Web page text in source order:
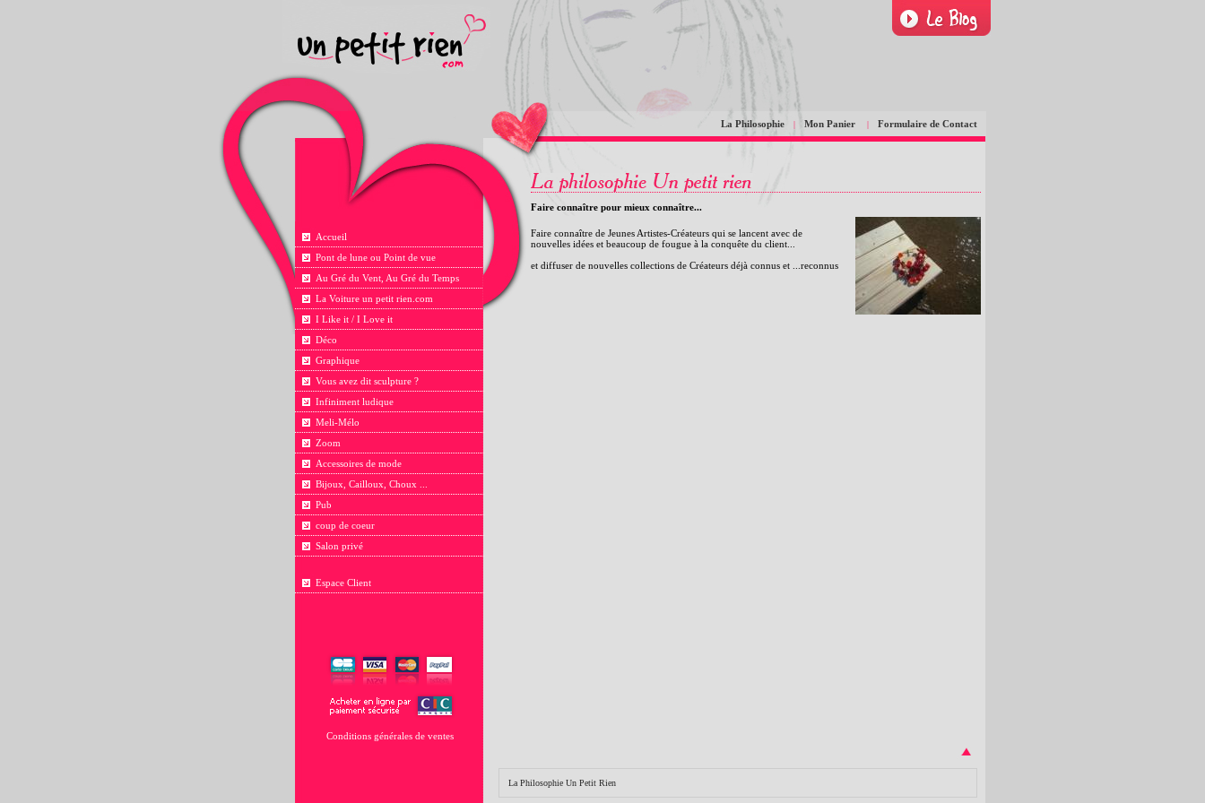
La Philosophie | Mon Panier | Formulaire de Contact
Accueil
Pont de lune ou Point de vue
Au Gré du Vent, Au Gré du Temps
La Voiture un petit rien.com
I Like it / I Love it
Déco
Graphique
Vous avez dit sculpture ?
Infiniment ludique
Meli-Mélo
Zoom
Accessoires de mode
Bijoux, Cailloux, Choux ...
Pub
coup de coeur
Salon privé
Espace Client
Conditions générales de ventes
Faire connaître pour mieux connaître...
Faire connaître de Jeunes Artistes-Créateurs qui se lancent avec de
nouvelles idées et beaucoup de fougue à la conquête du client...
et diffuser de nouvelles collections de Créateurs déjà connus et ...reconnus
La Philosophie Un Petit Rien